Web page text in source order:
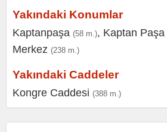
Yakındaki Konumlar
Kaptanpaşa (58 m.), Kaptan Paşa
Merkez (238 m.)
Yakındaki Caddeler
Kongre Caddesi (388 m.)